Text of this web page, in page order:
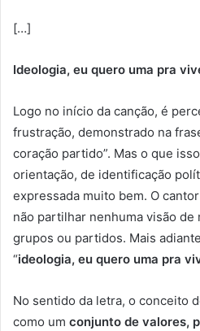
[…]
Ideologia, eu quero uma pra
Logo no início da canção, é
frustração, demonstrado na
coração partido”. Mas o que
orientação, de identificação
expressada muito bem. O
não partilhar nenhuma visão
grupos ou partidos. Mais
“ideologia, eu quero uma pra
No sentido da letra, o conceito
como um conjunto de valores,